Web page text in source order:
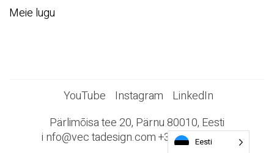
Meie lugu
YouTube Instagram
LinkedIn
Pärlimõisa tee 20, Pärnu 80010, Eesti
i nfo@vectadesign.com +372 44 23 023
Eesti